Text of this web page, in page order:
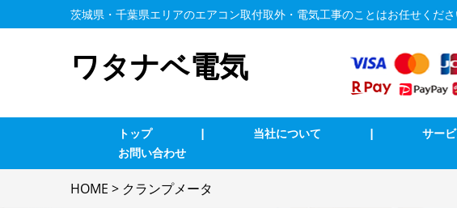
茨城県・千葉県エリアのエアコン取付取外・電気工事のことはお任せくださ
ワタナベ電気
トップ | 当社について | サー
エアコン修理・取付 TVアンテナ修理・取付
コンセント修理・取付
お問い合わせ
HOME > クランプメータ